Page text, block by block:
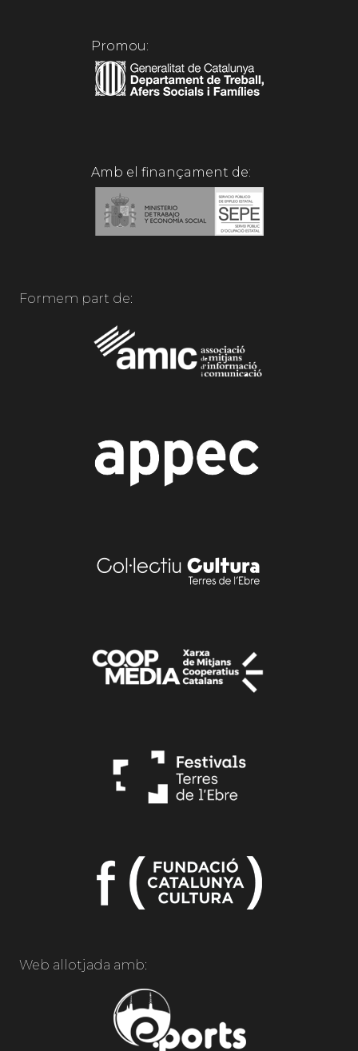
Promou:
Amb el finançament de:
Formem part de:
Web allotjada amb: